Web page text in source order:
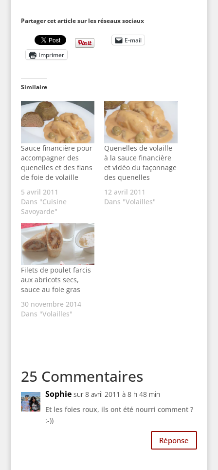
Partager cet article sur les réseaux sociaux
E-mail
Imprimer
Similaire
Sauce financière pour
accompagner des
quenelles et des flans
de foie de volaille
5 avril 2011
Dans "Cuisine
Savoyarde"
Quenelles de volaille
à la sauce financière
et vidéo du façonnage
des quenelles
12 avril 2011
Dans "Volailles"
Filets de poulet farcis
aux abricots secs,
sauce au foie gras
30 novembre 2014
Dans "Volailles"
25 Commentaires
Sophie sur 8 avril 2011 à 8 h 48 min
Et les foies roux, ils ont été nourri comment ?
:-))
Réponse